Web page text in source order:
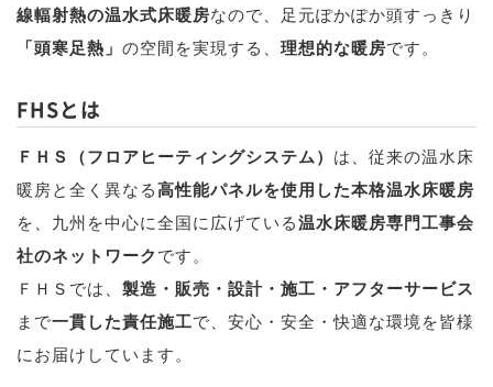
線輻射熱の温水式床暖房なので、足元ぽかぽか頭すっきり
「頭寒足熱」 の空間を実現する、 理想的な暖房です。
FHSとは
ＦＨＳ（フロアヒーティングシステム） は、従来の温水床
暖房と全く異なる高性能パネルを使用した本格温水床暖房
を、九州を中心に全国に広げている温水床暖房専門工事会
社のネットワーク です。
ＦＨＳでは、 製造・販売・設計・施工・アフターサービス
まで一貫した責任施工で、安心・安全・快適な環境を皆様
にお届けしています。